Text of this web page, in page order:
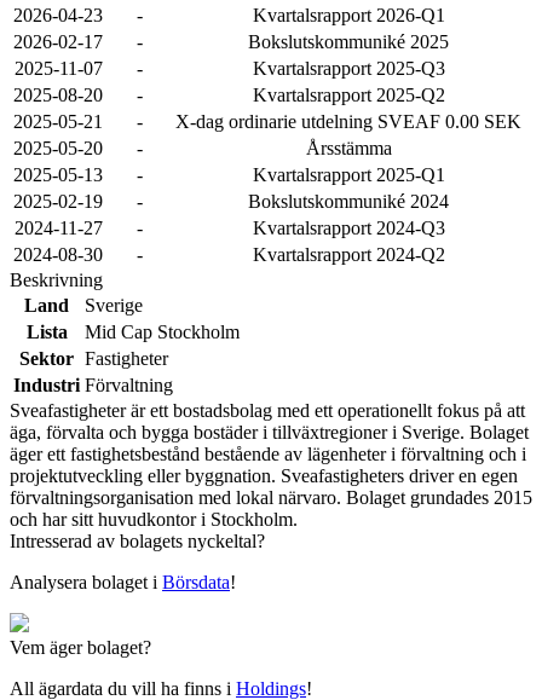
2026-04-23
-
Kvartalsrapport 2026-Q1
2026-02-17
-
Bokslutskommuniké 2025
2025-11-07
-
Kvartalsrapport 2025-Q3
2025-08-20
-
Kvartalsrapport 2025-Q2
2025-05-21
-
X-dag ordinarie utdelning SVEAF 0.00 SEK
2025-05-20
-
Årsstämma
2025-05-13
-
Kvartalsrapport 2025-Q1
2025-02-19
-
Bokslutskommuniké 2024
2024-11-27
-
Kvartalsrapport 2024-Q3
2024-08-30
-
Kvartalsrapport 2024-Q2
Beskrivning
Land
Sverige
Lista
Mid Cap Stockholm
Sektor Fastigheter
Industri Förvaltning
Sveafastigheter är ett bostadsbolag med ett operationellt fokus på att
äga, förvalta och bygga bostäder i tillväxtregioner i Sverige. Bolaget
äger ett fastighetsbestånd bestående av lägenheter i förvaltning och i
projektutveckling eller byggnation. Sveafastigheters driver en egen
förvaltningsorganisation med lokal närvaro. Bolaget grundades 2015
och har sitt huvudkontor i Stockholm.
Intresserad av bolagets nyckeltal?
Analysera bolaget i Börsdata!
Vem äger bolaget?
All ägardata du vill ha finns i Holdings!